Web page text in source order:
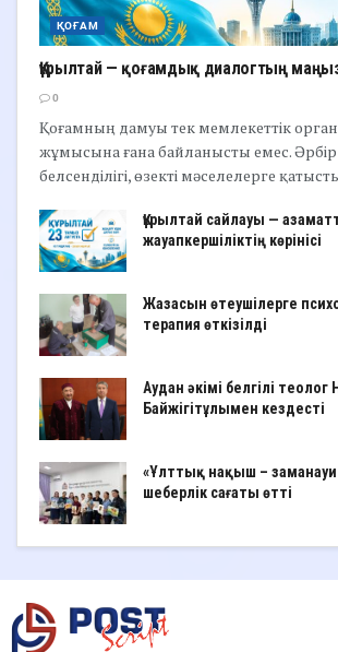
ҚОҒАМ
Құрылтай — қоғамдық диалогтың
0
Қоғамның дамуы тек мемлекеттік
жұмысына ғана байланысты емес.
белсенділігі, өзекті мәселелерге
Құрылтай сайлауы —
жауапкершіліктің көрінісі
Жазасын өтеушілерге
терапия өткізілді
Аудан әкімі белгілі теолог
Байжігітұлымен кездесті
«Ұлттық нақыш –
шеберлік сағаты өтті